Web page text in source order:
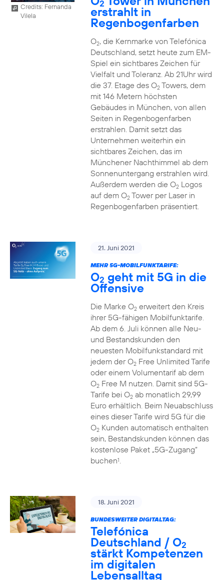
Credits: Fernanda
Vilela
2
erstrahlt in
Regenbogenfarben
O2, die Kernmarke von Telefónica
Deutschland, setzt heute zum EM-
Spiel ein sichtbares Zeichen für
Vielfalt und Toleranz. Ab 21Uhr wird
die 37. Etage des O2Towers, dem
mit 146 Metern höchsten
Gebäudes in München, von allen
Seiten in Regenbogenfarben
erstrahlen. Damit setzt das
Unternehmen weiterhin ein
sichtbares Zeichen, das im
Münchener Nachthimmel ab dem
Sonnenuntergang erstrahlen wird.
Außerdem werden die O2Logos
auf dem O2Tower per Laser in
Regenbogenfarben präsentiert.
21. Juni 2021
MEHR 5G-MOBILFUNKTARIFE:
O2 geht mit 5G in die
Offensive
Die Marke O2erweitert den Kreis
ihrer 5G-fähigen Mobilfunktarife.
Ab dem 6. Juli können alle Neu-
und Bestandskunden den
neuesten Mobilfunkstandard mit
jedem der O2Free Unlimited Tarife
oder einem Volumentarif ab dem
O2Free M nutzen. Damit sind 5G-
Tarife bei O2ab monatlich 29,99
Euro erhältlich. Beim Neuabschluss
eines dieser Tarife wird 5G für die
O2Kunden automatisch enthalten
sein, Bestandskunden können das
kostenlose Paket „5G-Zugang“
buchen1.
18. Juni 2021
BUNDESWEITER DIGITALTAG:
Telefónica
Deutschland / O2
stärkt Kompetenzen
im digitalen
Lebensalltag